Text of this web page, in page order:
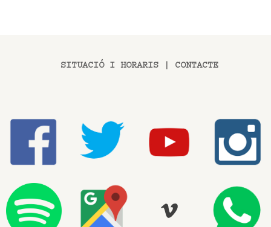
SITUACIÓ I HORARIS CONTACTE